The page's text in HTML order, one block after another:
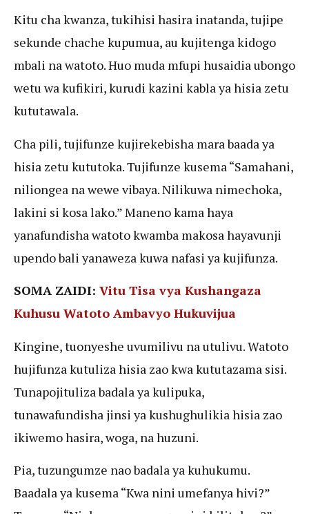
Kitu cha kwanza, tukihisi hasira inatanda, tujipe
sekunde chache kupumua, au kujitenga kidogo
mbali na watoto. Huo muda mfupi husaidia ubongo
wetu wa kufikiri, kurudi kazini kabla ya hisia zetu
kututawala.
Cha pili, tujifunze kujirekebisha mara baada ya
hisia zetu kututoka. Tujifunze kusema “Samahani,
niliongea na wewe vibaya. Nilikuwa nimechoka,
lakini si kosa lako.” Maneno kama haya
yanafundisha watoto kwamba makosa hayavunji
upendo bali yanaweza kuwa nafasi ya kujifunza.
SOMA ZAIDI: Vitu Tisa vya Kushangaza
Kuhusu Watoto Ambavyo Hukuvijua
Kingine, tuonyeshe uvumilivu na utulivu. Watoto
hujifunza kutuliza hisia zao kwa kututazama sisi.
Tunapojituliza badala ya kulipuka,
tunawafundisha jinsi ya kushughulikia hisia zao
ikiwemo hasira, woga, na huzuni.
Pia, tuzungumze nao badala ya kuhukumu.
Baadala ya kusema “Kwa nini umefanya hivi?”